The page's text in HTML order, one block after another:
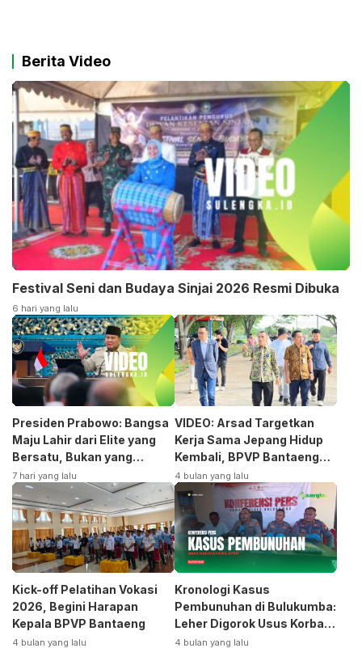
Berita Video
Festival Seni dan Budaya Sinjai 2026 Resmi Dibuka
6 hari yang lalu
Presiden Prabowo: Bangsa
Maju Lahir dari Elite yang
Bersatu, Bukan yang
Terpecah
7 hari yang lalu
VIDEO: Arsad Targetkan
Kerja Sama Jepang Hidup
Kembali, BPVP Bantaeng
Siap Bangkitkan Jurusan
Otomotif
4 bulan yang lalu
Kick-off Pelatihan Vokasi
2026, Begini Harapan
Kepala BPVP Bantaeng
4 bulan yang lalu
Kronologi Kasus
Pembunuhan di Bulukumba:
Leher Digorok Usus Korban
Dikeluarkan
4 bulan yang lalu